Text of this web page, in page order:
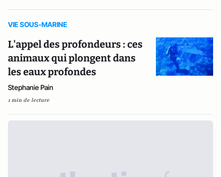
VIE SOUS-MARINE
L'appel des profondeurs : ces
animaux qui plongent dans
les eaux profondes
Stephanie Pain
1 min de lecture